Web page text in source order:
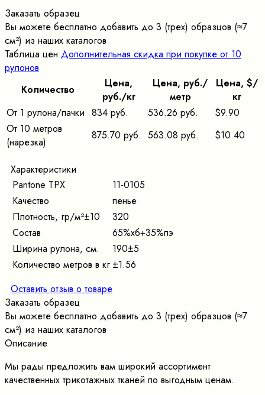
Заказать образец
Вы можете бесплатно добавить до 3 (трех) образцов (≈7
cм²) из наших каталогов
Таблица цен Дополнительная скидка при покупке от 10
рулонов
Количество
Цена,
pуб./кг
Цена, pуб./
метр
Цена, $/
кг
От 1 рулона/пачки 834 руб. 536.26 руб.
$9.90
От 10 метров
(нарезка)
875.70 руб. 563.08 руб. $10.40
Характеристики
Pantone TPX
11-0105
Качество
пенье
Плотность, гр/м²±10
320
Состав
65%хб+35%пэ
Ширина рулона, см.
190±5
Количество метров в кг ±1.56
Оставить отзыв о товаре
Заказать образец
Вы можете бесплатно добавить до 3 (трех) образцов (≈7
cм²) из наших каталогов
Описание
Мы рады предложить вам широкий ассортимент
качественных трикотажных тканей по выгодным ценам.